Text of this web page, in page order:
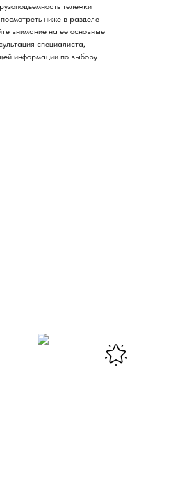
тележки
ниже в разделе
внимание на ее основные
специалиста,
информации по выбору